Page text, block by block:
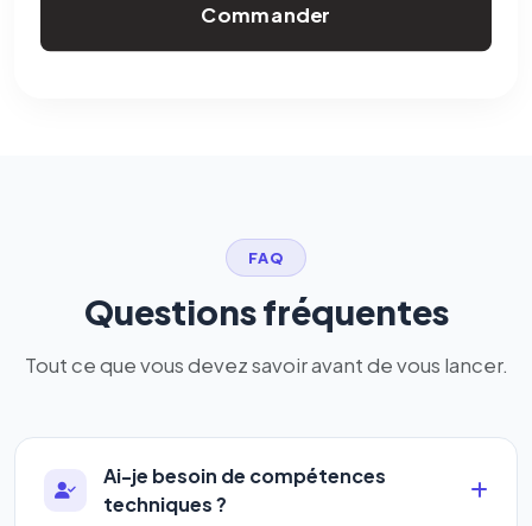
Commander
FAQ
Questions fréquentes
Tout ce que vous devez savoir avant de vous lancer.
Ai-je besoin de compétences
techniques ?